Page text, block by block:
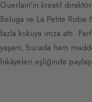
Guerlain'in kreatif
Beluga ve La Petite
fazla kokuya imza attı.
yaşam; burada ham
hikâyeleri eşliğinde